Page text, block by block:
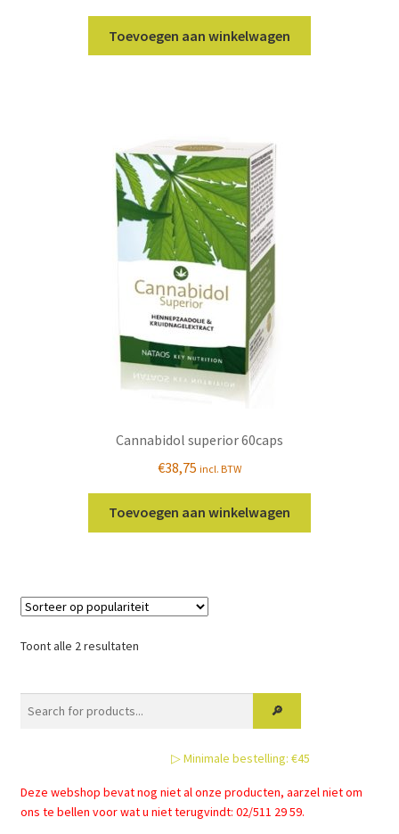
Toevoegen aan winkelwagen
Cannabidol superior 60caps
€38,75 incl. BTW
Toevoegen aan winkelwagen
Toont alle 2 resultatenGesorteerd
▷ Minimale bestelling: €45
Deze webshop bevat nog niet al onze producten, aarzel niet om
ons te bellen voor wat u niet terugvindt: 02/511 29 59.